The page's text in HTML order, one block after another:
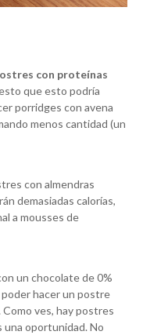
con proteínas
que esto podría
porridges con avena
menos cantidad (un
con almendras
demasiadas calorías,
a mousses de
un chocolate de 0%
poder hacer un postre
ves, hay postres
una oportunidad. No